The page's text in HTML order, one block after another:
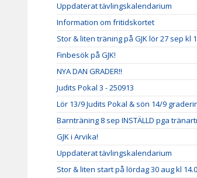
Uppdaterat tävlingskalendarium
Information om fritidskortet
Stor & liten träning på GJK lör 27 sep kl
Finbesök på GJK!
NYA DAN GRADER!!
Judits Pokal 3 - 250913
Lör 13/9 Judits Pokal & sön 14/9
Barnträning 8 sep INSTÄLLD pga
GJK i Arvika!
Uppdaterat tävlingskalendarium
Stor & liten start på lördag 30 aug kl